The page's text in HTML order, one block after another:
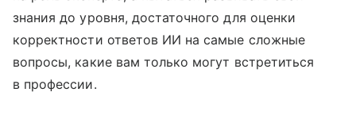
знания до уровня, достаточного для оценки
корректности ответов ИИ на самые сложные
вопросы, какие вам только могут встретиться
в профессии.